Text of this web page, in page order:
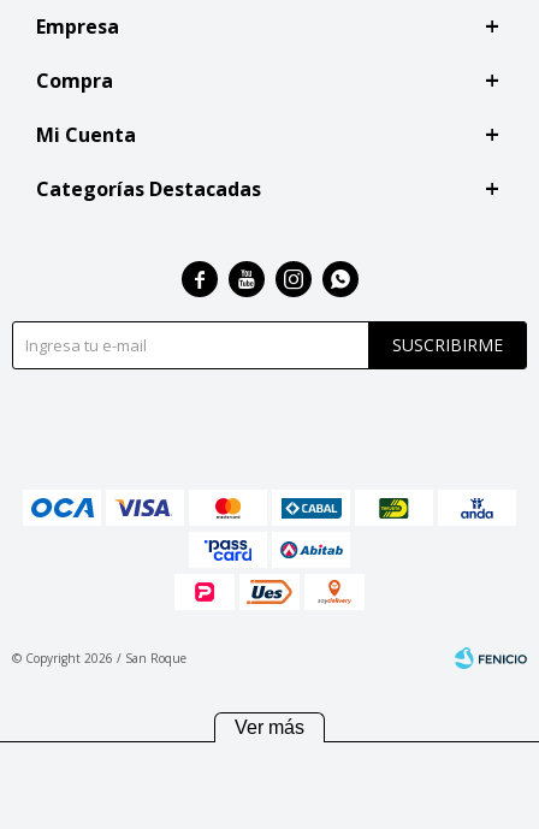
Empresa
Compra
Mi Cuenta
Categorías Destacadas
SUSCRIBIRME
   
© Copyright 2026 / San Roque
Ver más